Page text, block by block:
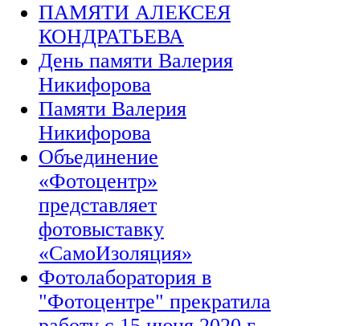
ПАМЯТИ АЛЕКСЕЯ
КОНДРАТЬЕВА
День памяти Валерия
Никифорова
Памяти Валерия
Никифорова
Объединение
«Фотоцентр»
представляет
фотовыставку
«СамоИзоляция»
Фотолаборатория в
"Фотоцентре" прекратила